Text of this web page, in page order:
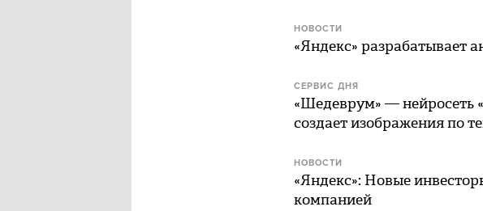
НОВОСТИ
«Яндекс» разрабатывает
СЕРВИС ДНЯ
«Шедеврум» — нейросеть
создает изображения по
НОВОСТИ
«Яндекс»: Новые
компанией